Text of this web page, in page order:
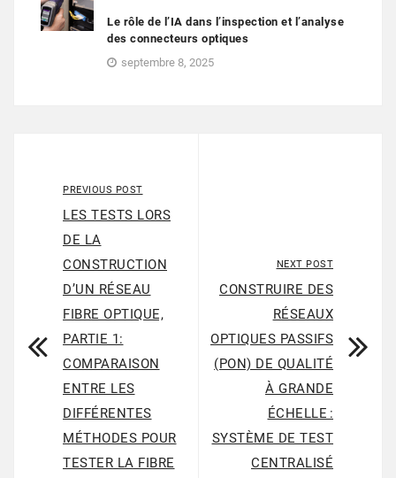
Le rôle de l’IA dans l’inspection et l’analyse
des connecteurs optiques
septembre 8, 2025
PREVIOUS POST
LES TESTS LORS
DE LA
CONSTRUCTION
D’UN RÉSEAU
FIBRE OPTIQUE,
PARTIE 1:
COMPARAISON
ENTRE LES
DIFFÉRENTES
MÉTHODES POUR
TESTER LA FIBRE
NEXT POST
CONSTRUIRE DES
RÉSEAUX
OPTIQUES PASSIFS
(PON) DE QUALITÉ
À GRANDE
ÉCHELLE :
SYSTÈME DE TEST
CENTRALISÉ